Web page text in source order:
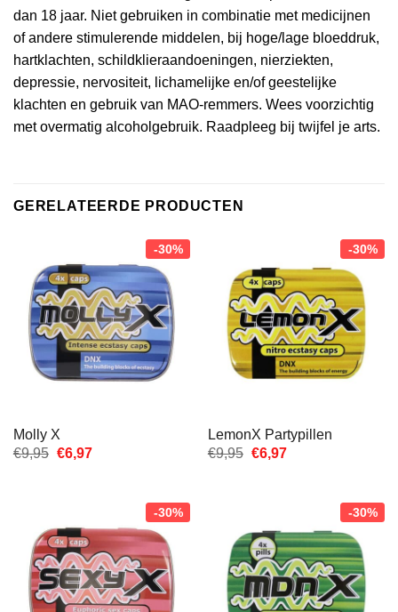
dan 18 jaar. Niet gebruiken in combinatie met medicijnen
of andere stimulerende middelen, bij hoge/lage bloeddruk,
hartklachten, schildklieraandoeningen, nierziekten,
depressie, nervositeit, lichamelijke en/of geestelijke
klachten en gebruik van MAO-remmers. Wees voorzichtig
met overmatig alcoholgebruik. Raadpleeg bij twijfel je arts.
GERELATEERDE PRODUCTEN
-30%
Molly X
€9,95 Oorspronkelijke
€6,97Huidige
-30%
LemonX Partypillen
€9,95 Oorspronkelijke
€6,97Huidige
-30% -30%